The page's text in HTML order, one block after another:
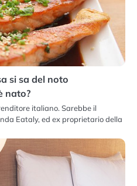
si sa del noto
nato?
italiano. Sarebbe il
Eataly, ed ex proprietario della